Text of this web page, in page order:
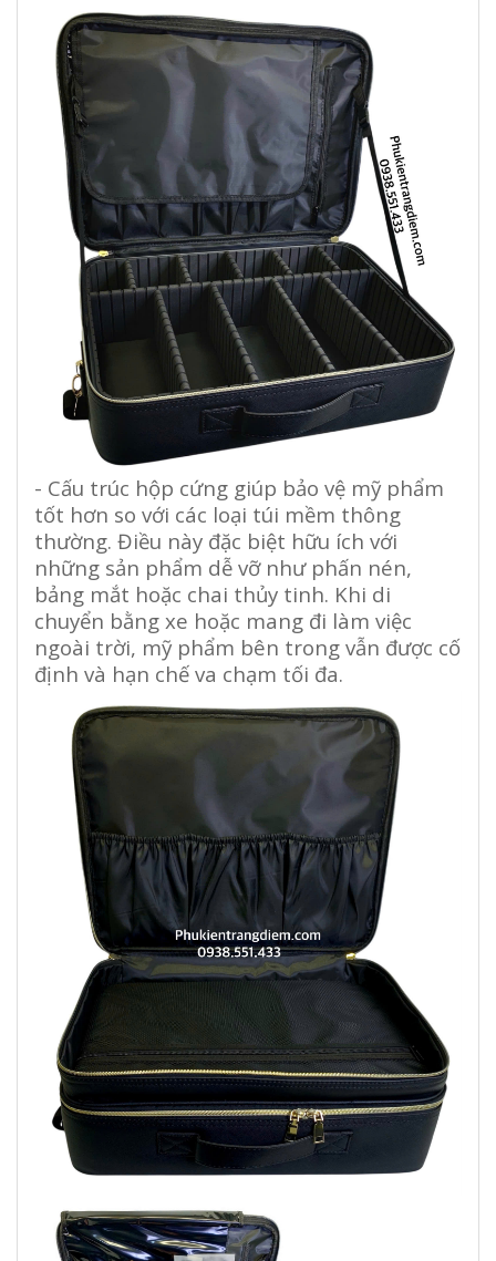
- Cấu trúc hộp cứng giúp bảo vệ mỹ phẩm
tốt hơn so với các loại túi mềm thông
thường. Điều này đặc biệt hữu ích với
những sản phẩm dễ vỡ như phấn nén,
bảng mắt hoặc chai thủy tinh. Khi di
chuyển bằng xe hoặc mang đi làm việc
ngoài trời, mỹ phẩm bên trong vẫn được cố
định và hạn chế va chạm tối đa.